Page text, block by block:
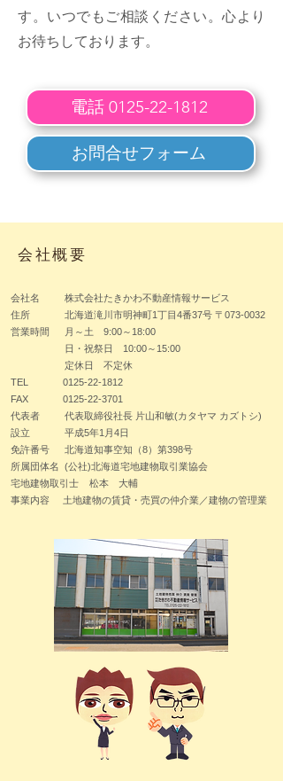
す。いつでもご相談ください。心より
お待ちしております。
電話 0125-22-1812
お問合せフォーム
会社概要
会社名 株式会社たきかわ不動産情報サービス
住所 北海道滝川市明神町1丁目4番37号 〒073-0032
営業時間 月～土 9:00～18:00
日・祝祭日 10:00～15:00
定休日 不定休
TEL 0125-22-1812
FAX 0125-22-3701
代表者 代表取締役社長 片山和敏(カタヤマ カズトシ)
設立 平成5年1月4日
免許番号 北海道知事空知（8）第398号
所属団体名 (公社)北海道宅地建物取引業協会
宅地建物取引士 松本 大輔
事業内容 土地建物の賃貸・売買の仲介業／建物の管理業